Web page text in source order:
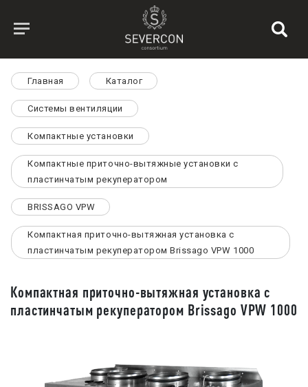
Главная Каталог
Системы вентиляции
Компактные установки
Компактные приточно-вытяжные установки с
пластинчатым рекуператором
BRISSAGO VPW
Компактная приточно-вытяжная установка с
пластинчатым рекуператором Brissago VPW 1000
Компактная приточно-вытяжная установка с
пластинчатым рекуператором Brissago VPW 1000